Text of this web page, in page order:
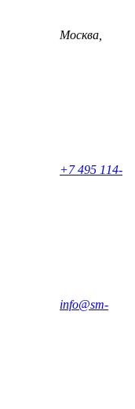
Москва,
+7 495 114-
info@sm-